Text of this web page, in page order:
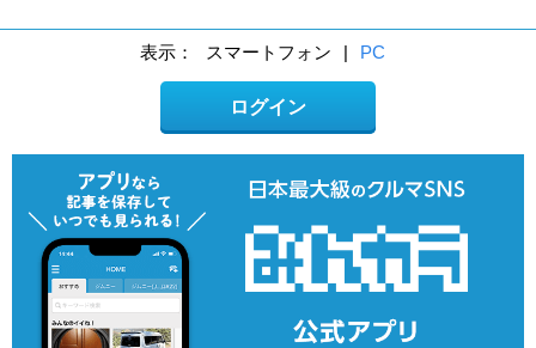
表示： スマートフォン | PC
ログイン